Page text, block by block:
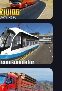
Simulator